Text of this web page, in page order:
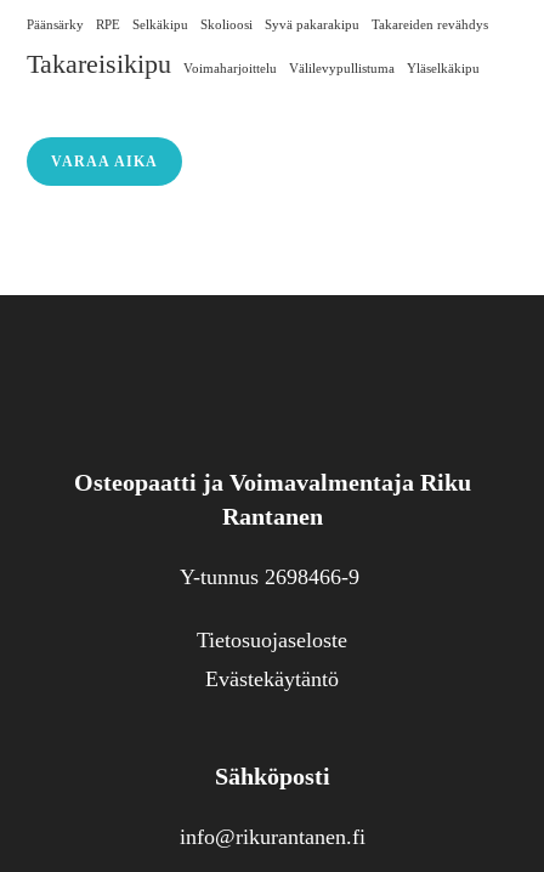
Päänsärky RPE Selkäkipu Skolioosi Syvä pakarakipu Takareiden revähdys
Takareisikipu Voimaharjoittelu Välilevypullistuma Yläselkäkipu
VARAA AIKA
Osteopaatti ja Voimavalmentaja Riku
Rantanen
Y-tunnus 2698466-9
Tietosuojaseloste
Evästekäytäntö
Sähköposti
info@rikurantanen.fi